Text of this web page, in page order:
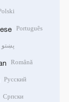
Português
پښتو
Română
Русский
Српски